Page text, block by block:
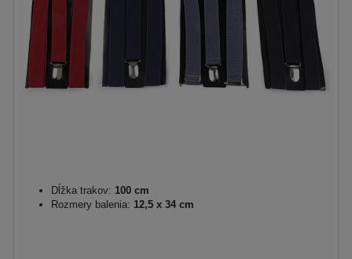
Dĺžka trakov: 100 cm
Rozmery balenia: 12,5 x 34 cm